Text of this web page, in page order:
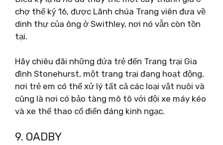
chợ thế kỷ 16, được Lãnh chúa Trang viên đưa về
dinh thự của ông ở Swithley, nơi nó vẫn còn tồn
tại.
Hãy chiêu đãi những đứa trẻ đến Trang trại Gia
đình Stonehurst, một trang trại đang hoạt động,
nơi trẻ em có thể xử lý tất cả các loại vật nuôi và
cũng là nơi có bảo tàng mô tô với đội xe máy kéo
và xe thể thao cổ điển đáng kinh ngạc.
9. OADBY